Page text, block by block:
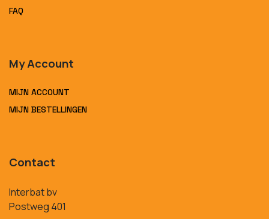
FAQ
My Account
MIJN ACCOUNT
MIJN BESTELLINGEN
Contact
Interbat bv
Postweg 401